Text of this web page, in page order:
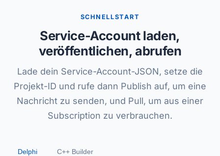
SCHNELLSTART
Service-Account laden,
veröffentlichen, abrufen
Lade dein Service-Account-JSON, setze die
Projekt-ID und rufe dann Publish auf, um eine
Nachricht zu senden, und Pull, um aus einer
Subscription zu verbrauchen.
Delphi C++ Builder